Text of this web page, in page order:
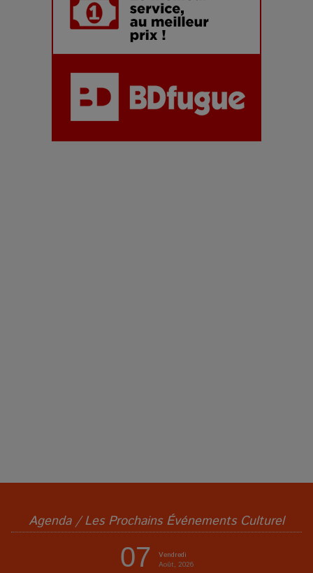
Agenda / Les Prochains Événements Culturel
07
Vendredi
Août, 2026